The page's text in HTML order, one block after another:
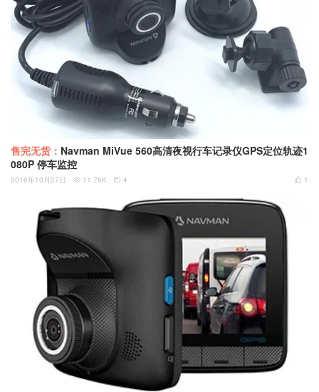
售完无货： Navman MiVue 560高清夜视行车记录仪GPS定位轨迹1
080P 停车监控
 1
2016年10月27日  11.76K  4